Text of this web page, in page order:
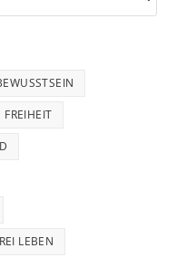
FREIHEIT
LEBEN